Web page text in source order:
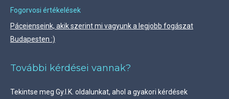
Fogorvosi értékelések
Páceienseink, akik szerint mi vagyunk a legjobb fogászat
Budapesten :)
További kérdései vannak?
Tekintse meg Gy.I.K. oldalunkat, ahol a gyakori kérdések